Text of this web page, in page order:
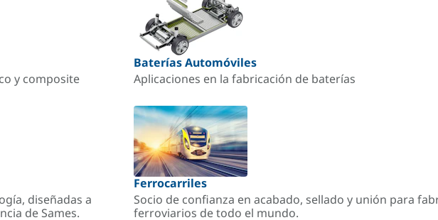
y composite
Baterías Automóviles
Aplicaciones en la fabricación de baterías
diseñadas a
de Sames.
Ferrocarriles
Socio de confianza en acabado, sellado y unión para
ferroviarios de todo el mundo.